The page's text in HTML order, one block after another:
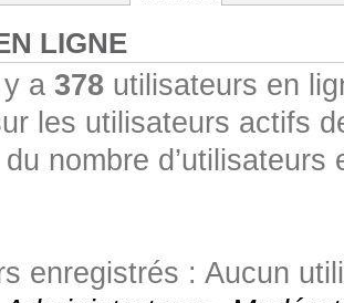
LIGNE
a 378 utilisateurs en
les utilisateurs actifs
nombre
enregistrés : Aucun